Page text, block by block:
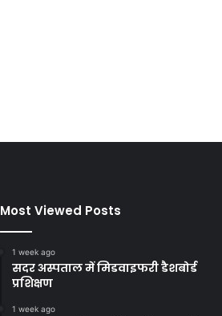
Most Viewed Posts
1 week ago
सदर अस्पताल में मिडवाइफरी डैशबोर्ड
प्रशिक्षण
1 week ago